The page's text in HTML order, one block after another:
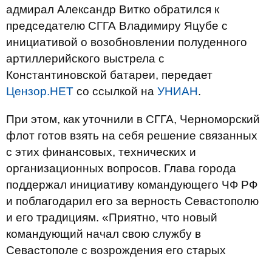
адмирал Александр Витко обратился к
председателю СГГА Владимиру Яцубе с
инициативой о возобновлении полуденного
артиллерийского выстрела с
Константиновской батареи, передает
Цензор.НЕТ со ссылкой на УНИАН.
При этом, как уточнили в СГГА, Черноморский
флот готов взять на себя решение связанных
с этих финансовых, технических и
организационных вопросов. Глава города
поддержал инициативу командующего ЧФ РФ
и поблагодарил его за верность Севастополю
и его традициям. «Приятно, что новый
командующий начал свою службу в
Севастополе с возрождения его старых